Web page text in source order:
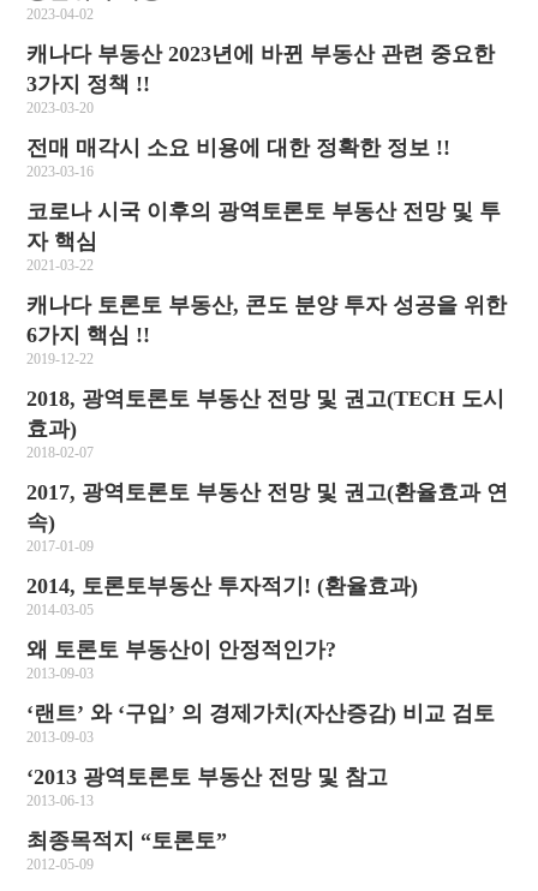
2023-04-02
캐나다 부동산 2023년에 바뀐 부동산 관련 중요한
3가지 정책 !!
2023-03-20
전매 매각시 소요 비용에 대한 정확한 정보 !!
2023-03-16
코로나 시국 이후의 광역토론토 부동산 전망 및 투
자 핵심
2021-03-22
캐나다 토론토 부동산, 콘도 분양 투자 성공을 위한
6가지 핵심 !!
2019-12-22
2018, 광역토론토 부동산 전망 및 권고(TECH 도시
효과)
2018-02-07
2017, 광역토론토 부동산 전망 및 권고(환율효과 연
속)
2017-01-09
2014, 토론토부동산 투자적기! (환율효과)
2014-03-05
왜 토론토 부동산이 안정적인가?
2013-09-03
‘랜트’ 와 ‘구입’ 의 경제가치(자산증감) 비교 검토
2013-09-03
‘2013 광역토론토 부동산 전망 및 참고
2013-06-13
최종목적지 “토론토”
2012-05-09